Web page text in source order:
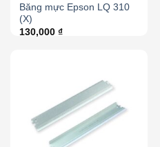
Băng mực Epson LQ 310
(X)
130,000 ₫